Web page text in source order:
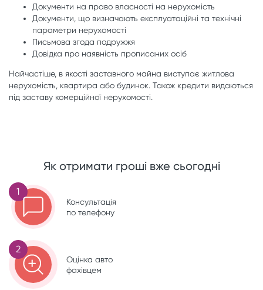
Документи на право власності на нерухомість
Документи, що визначають експлуатаційні та технічні
параметри нерухомості
Письмова згода подружжя
Довідка про наявність прописаних осіб
Найчастіше, в якості заставного майна виступає житлова
нерухомість, квартира або будинок. Також кредити видаються
під заставу комерційної нерухомості.
Як отримати гроші вже сьогодні
1
Консультація
по телефону
2
Оцінка авто
фахівцем